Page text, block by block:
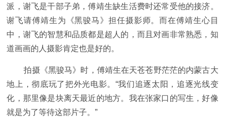
派，谢飞是干部子弟，傅靖生缺生活费时还常受他的接济。
谢飞请傅靖生为《黑骏马》担任摄影师。而在傅靖生心目
中，谢飞的智慧和品质都是超人的，而且对画非常熟悉，知
道画画的人摄影肯定也是好的。
拍摄《黑骏马》时，傅靖生在天苍苍野茫茫的内蒙古大
地上，彻底玩了把外光电影。“我们追逐太阳，追逐光线变
化，那里像是块离天最近的地方。我在张家口的写生，好像
就是为了等待这部片子。”